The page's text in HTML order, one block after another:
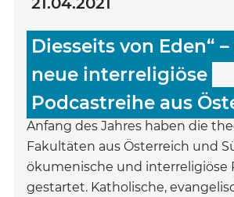
Diesseits von Eden“
neue interreligiöse
Podcastreihe aus
Anfang des Jahres haben die
Fakultäten aus Österreich und
ökumenische und interreligiöse
gestartet. Katholische,